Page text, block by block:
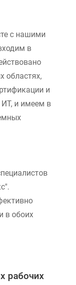
с нашими
в
областях,
и
ИТ, и имеем в
в обоих
рабочих